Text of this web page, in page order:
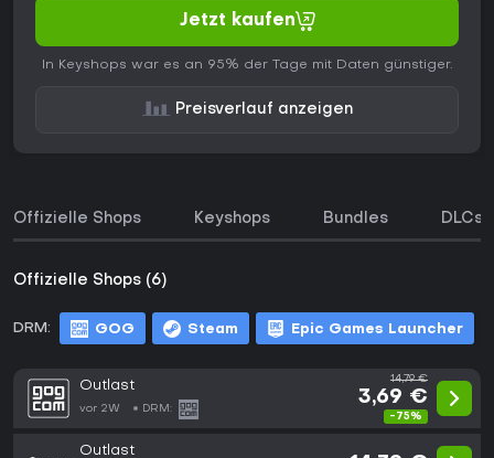
Jetzt kaufen
In Keyshops war es an 95% der Tage mit Daten günstiger.
Preisverlauf anzeigen
Offizielle Shops Keyshops Bundles DLCs
Offizielle Shops (6)
DRM: GOG Steam Epic Games Launcher
Outlast
vor 2W DRM:
14,79 €
3,69 €
-75%
Outlast